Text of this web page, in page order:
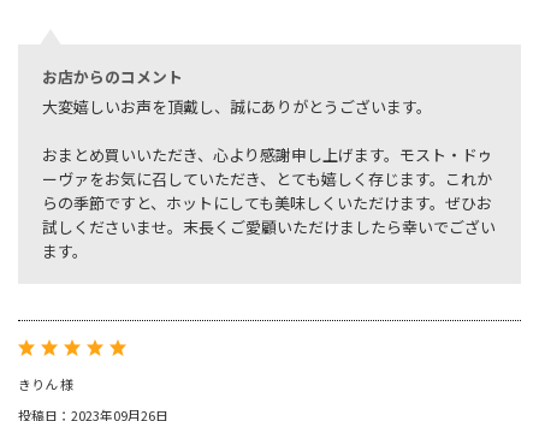
お店からのコメント
大変嬉しいお声を頂戴し、誠にありがとうございます。
おまとめ買いいただき、心より感謝申し上げます。モスト・ドゥ
ーヴァをお気に召していただき、とても嬉しく存じます。これか
らの季節ですと、ホットにしても美味しくいただけます。ぜひお
試しくださいませ。末長くご愛顧いただけましたら幸いでござい
ます。
きりん 様
投稿日：2023年09月26日